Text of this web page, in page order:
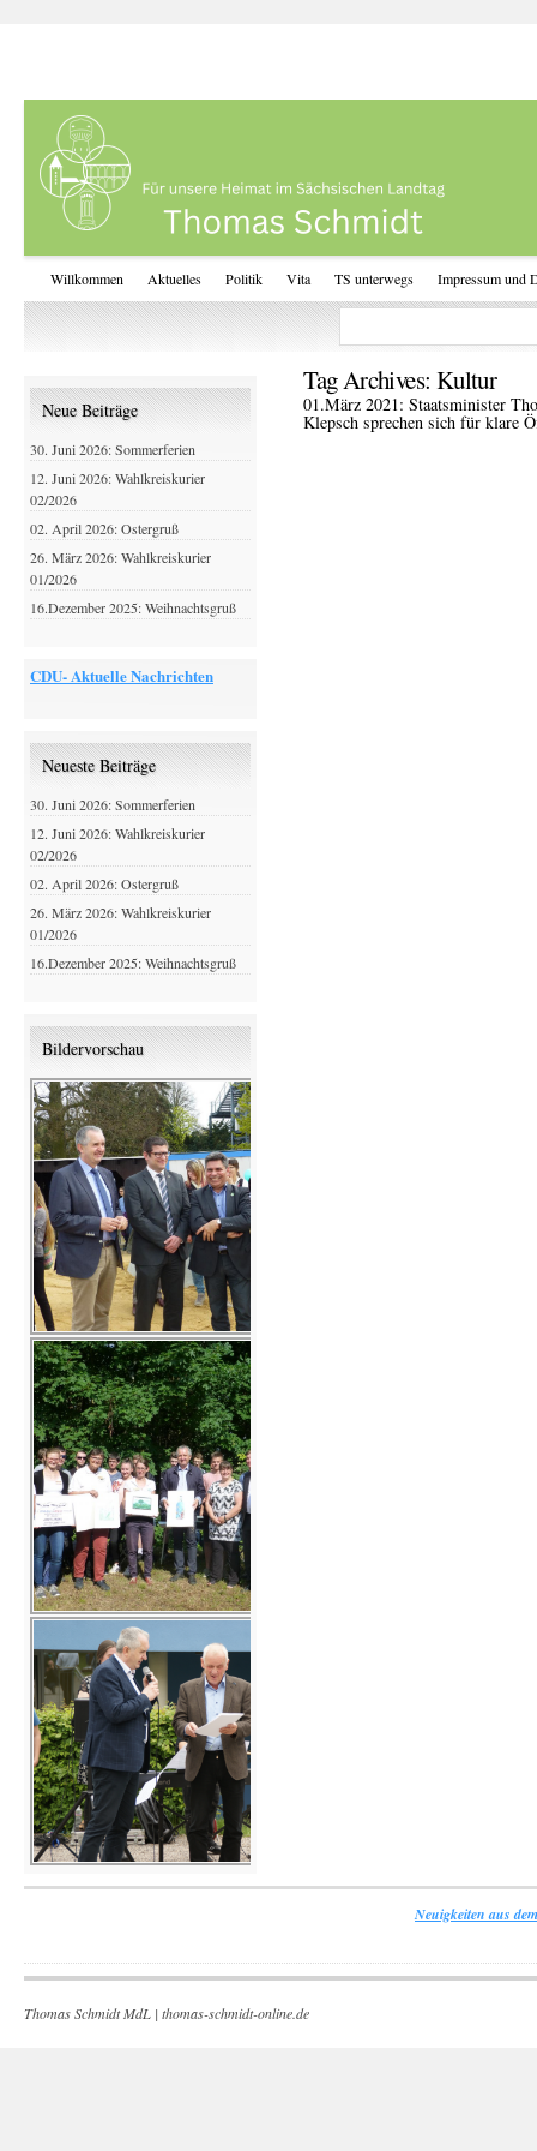
Willkommen Aktuelles Politik Vita TS unterwegs Impressum und
Tag Archives: Kultur
01.März 2021: Staatsminister
Klepsch sprechen sich für klare
Neue Beiträge
30. Juni 2026: Sommerferien
12. Juni 2026: Wahlkreiskurier
02/2026
02. April 2026: Ostergruß
26. März 2026: Wahlkreiskurier
01/2026
16.Dezember 2025: Weihnachtsgruß
CDU- Aktuelle Nachrichten
Neueste Beiträge
30. Juni 2026: Sommerferien
12. Juni 2026: Wahlkreiskurier
02/2026
02. April 2026: Ostergruß
26. März 2026: Wahlkreiskurier
01/2026
16.Dezember 2025: Weihnachtsgruß
Bildervorschau
Neuigkeiten aus
Thomas Schmidt MdL | thomas-schmidt-online.de